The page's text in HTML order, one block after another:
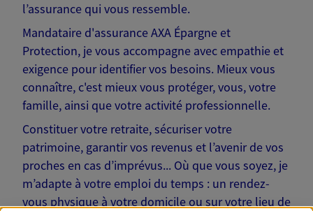
l’assurance qui vous ressemble.
Mandataire d'assurance AXA Épargne et
Protection, je vous accompagne avec empathie et
exigence pour identifier vos besoins. Mieux vous
connaître, c'est mieux vous protéger, vous, votre
famille, ainsi que votre activité professionnelle.
Constituer votre retraite, sécuriser votre
patrimoine, garantir vos revenus et l’avenir de vos
proches en cas d’imprévus... Où que vous soyez, je
m’adapte à votre emploi du temps : un rendez-
vous physique à votre domicile ou sur votre lieu de